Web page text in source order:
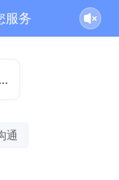
服务
通